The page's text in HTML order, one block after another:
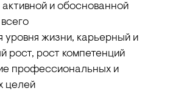
активной и обоснованной
уровня жизни, карьерный и
рост, рост компетенций
профессиональных и
целей